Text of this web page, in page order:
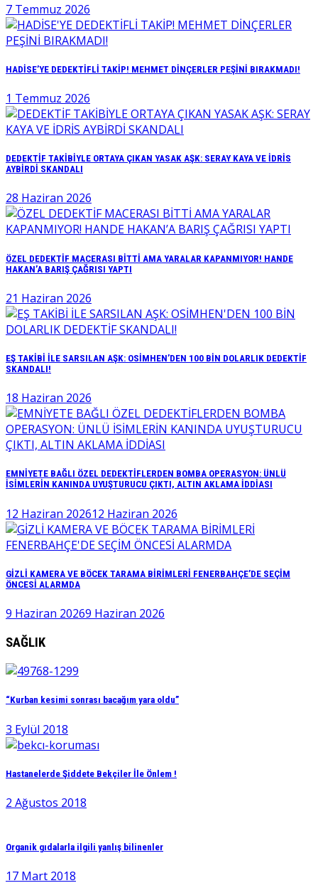
7 Temmuz 2026
HADİSE’YE DEDEKTİFLİ TAKİP! MEHMET DİNÇERLER PEŞİNİ BIRAKMADI!
1 Temmuz 2026
DEDEKTİF TAKİBİYLE ORTAYA ÇIKAN YASAK AŞK: SERAY KAYA VE İDRİS
AYBİRDİ SKANDALI
28 Haziran 2026
ÖZEL DEDEKTİF MACERASI BİTTİ AMA YARALAR KAPANMIYOR! HANDE
HAKAN’A BARIŞ ÇAĞRISI YAPTI
21 Haziran 2026
EŞ TAKİBİ İLE SARSILAN AŞK: OSİMHEN’DEN 100 BİN DOLARLIK DEDEKTİF
SKANDALI!
18 Haziran 2026
EMNİYETE BAĞLI ÖZEL DEDEKTİFLERDEN BOMBA OPERASYON: ÜNLÜ
İSİMLERİN KANINDA UYUŞTURUCU ÇIKTI, ALTIN AKLAMA İDDİASI
12 Haziran 202612 Haziran 2026
GİZLİ KAMERA VE BÖCEK TARAMA BİRİMLERİ FENERBAHÇE’DE SEÇİM
ÖNCESİ ALARMDA
9 Haziran 20269 Haziran 2026
SAĞLIK
“Kurban kesimi sonrası bacağım yara oldu”
3 Eylül 2018
Hastanelerde Şiddete Bekçiler İle Önlem !
2 Ağustos 2018
Organik gıdalarla ilgili yanlış bilinenler
17 Mart 2018